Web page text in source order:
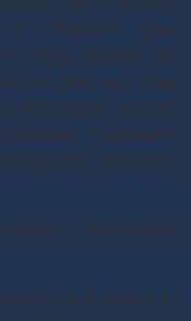
értelme? Ezen
hogy ebben van
élem ezt meg,
életemben, amikor
megfelelni.
olyannak,
ismerőseim,
a 9 közös év